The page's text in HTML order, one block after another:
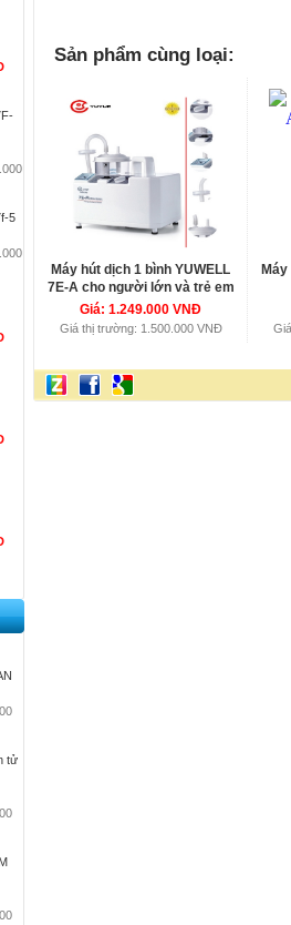
5
tử
Sản phẩm cùng loại:
Máy hút dịch 1 bình YUWELL
7E-A cho người lớn và trẻ em
Giá: 1.249.000 VNĐ
Giá thị trường: 1.500.000 VNĐ